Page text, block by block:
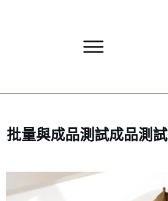
批量與成品測試成品測試